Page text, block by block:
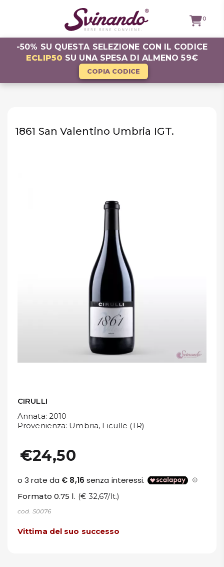
0
TUTTI I
BIANCHI
Blog
-50% SU QUESTA SELEZIONE CON IL CODICE
ECLIP50 SU UNA SPESA DI ALMENO 59€
COPIA CODICE
1861 San Valentino Umbria IGT.
CIRULLI
Annata: 2010
Provenienza: Umbria, Ficulle (TR)
€24,50
Formato 0.75 l. (€ 32,67/lt.)
cod. S0076
Vittima del suo successo